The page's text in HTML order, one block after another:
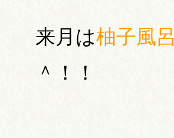
来月は柚子風呂
＾！！